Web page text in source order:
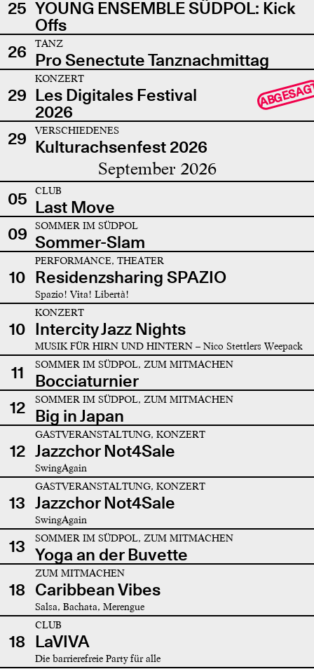
25 YOUNG ENSEMBLE SÜDPOL: Kick
Offs
26
TANZ
Pro Senectute Tanznachmittag
29
KONZERT
Les Digitales Festival
2026
29 VERSCHIEDENES
Kulturachsenfest 2026
September 2026
05 CLUB
Last Move
09
SOMMER IM SÜDPOL
Sommer-Slam
10
PERFORMANCE, THEATER
Residenzsharing SPAZIO
Spazio! Vita! Libertà!
10
KONZERT
Intercity Jazz Nights
MUSIK FÜR HIRN UND HINTERN – Nico Stettlers Weepack
11 SOMMER IM SÜDPOL, ZUM MITMACHEN
Bocciaturnier
12
SOMMER IM SÜDPOL, ZUM MITMACHEN
Big in Japan
12
GASTVERANSTALTUNG, KONZERT
Jazzchor Not4Sale
SwingAgain
13
GASTVERANSTALTUNG, KONZERT
Jazzchor Not4Sale
SwingAgain
13 SOMMER IM SÜDPOL, ZUM MITMACHEN
Yoga an der Buvette
18
ZUM MITMACHEN
Caribbean Vibes
Salsa, Bachata, Merengue
18
CLUB
LaVIVA
Die barrierefreie Party für alle